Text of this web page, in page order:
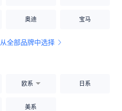
奥迪 宝马
从全部品牌中选择
欧系 日系
美系